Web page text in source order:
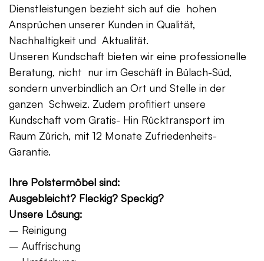
Dienstleistungen bezieht sich auf die hohen
Ansprüchen unserer Kunden in Qualität,
Nachhaltigkeit und Aktualität.
Unseren Kundschaft bieten wir eine professionelle
Beratung, nicht nur im Geschäft in Bülach-Süd,
sondern unverbindlich an Ort und Stelle in der
ganzen Schweiz. Zudem profitiert unsere
Kundschaft vom Gratis- Hin Rücktransport im
Raum Zürich, mit 12 Monate Zufriedenheits-
Garantie.
Ihre Polstermöbel sind:
Ausgebleicht? Fleckig? Speckig?
Unsere Lösung:
– Reinigung
– Auffrischung